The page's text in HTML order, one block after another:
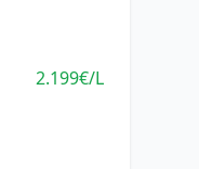
2.199€/L